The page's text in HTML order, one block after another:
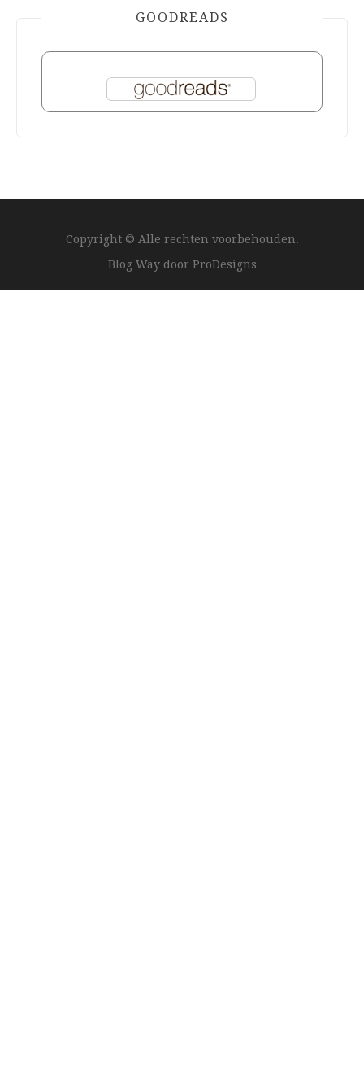
GOODREADS
Copyright © Alle rechten voorbehouden.
Blog Way door ProDesigns